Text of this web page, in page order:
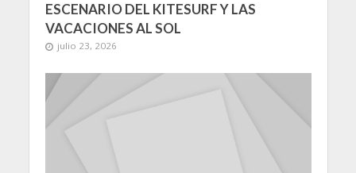
ESCENARIO DEL KITESURF Y LAS
VACACIONES AL SOL
julio 23, 2026